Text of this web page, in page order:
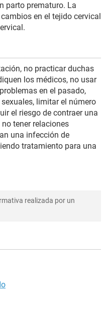
parto prematuro. La
en el tejido cervical
no practicar duchas
los médicos, no usar
en el pasado,
limitar el número
el riesgo de contraer una
tener relaciones
una infección de
tratamiento para una
realizada por un